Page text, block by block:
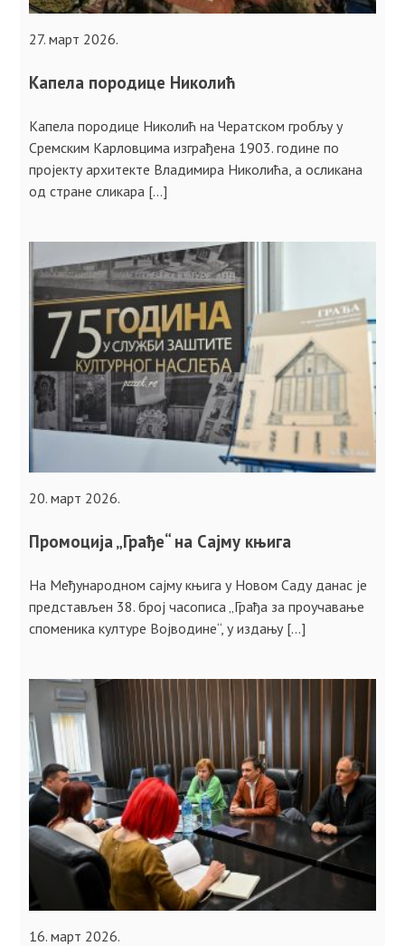
27. март 2026.
Капела породице Николић
Капела породице Николић на Чератском гробљу у
Сремским Карловцима изграђена 1903. године по
пројекту архитекте Владимира Николића, а осликана
од стране сликара […]
20. март 2026.
Промоција „Грађе“ на Сајму књига
На Међународном сајму књига у Новом Саду данас је
представљен 38. број часописа „Грађа за проучавање
споменика културе Војводине“, у издању […]
16. март 2026.